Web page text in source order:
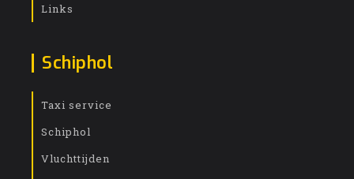
Links
Schiphol
Taxi service
Schiphol
Vluchttijden